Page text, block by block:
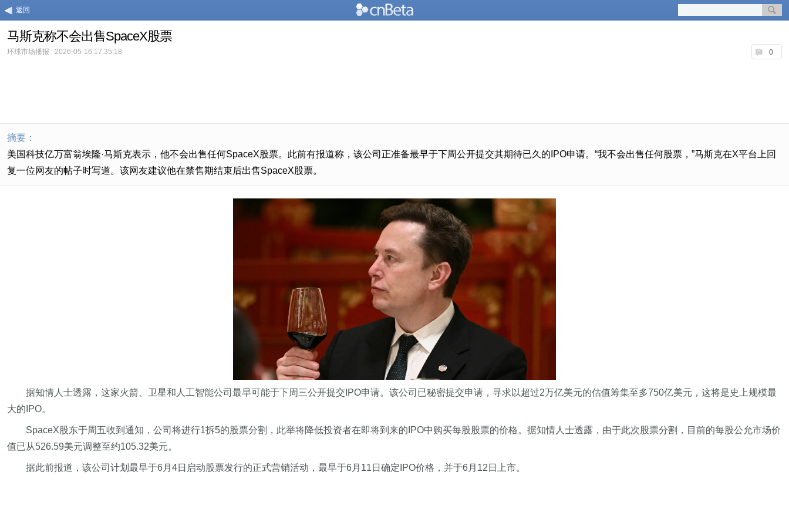
返回
马斯克称不会出售SpaceX股票
0
环球市场播报 2026-05-16 17:35:18
摘要：
美国科技亿万富翁埃隆·马斯克表示，他不会出售任何SpaceX股票。此前有报道称，该公司正准备最早于下周公开提交其期待已久的IPO申请。“我不会出售任何股票，”马斯克在X平台上回
复一位网友的帖子时写道。该网友建议他在禁售期结束后出售SpaceX股票。
据知情人士透露，这家火箭、卫星和人工智能公司最早可能于下周三公开提交IPO申请。该公司已秘密提交申请，寻求以超过2万亿美元的估值筹集至多750亿美元，这将是史上规模最
大的IPO。
SpaceX股东于周五收到通知，公司将进行1拆5的股票分割，此举将降低投资者在即将到来的IPO中购买每股股票的价格。据知情人士透露，由于此次股票分割，目前的每股公允市场价
值已从526.59美元调整至约105.32美元。
据此前报道，该公司计划最早于6月4日启动股票发行的正式营销活动，最早于6月11日确定IPO价格，并于6月12日上市。